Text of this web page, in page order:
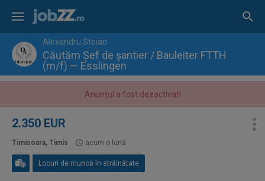
Alexandru Stoian
Căutăm Șef de șantier / Bauleiter FTTH
(m/f) — Esslingen
Anunțul a fost dezactivat!
2.350 EUR
Timisoara, Timis acum o lună
Locuri de muncă în străinătate